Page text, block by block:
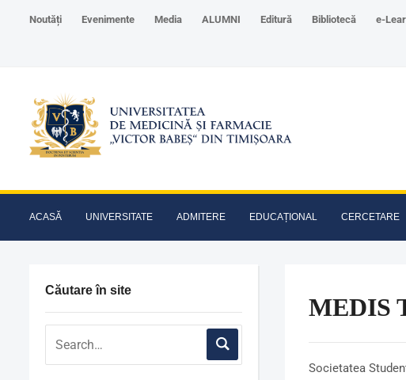
Noutăți Evenimente Media ALUMNI Editură Bibliotecă e-
ACASĂ UNIVERSITATE ADMITERE EDUCAȚIONAL CERCETARE
Căutare în site
MEDIS
Societatea